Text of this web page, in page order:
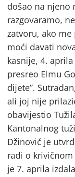
došao na njeno
razgovaramo,
zatvoru, ako
moći davati
kasnije, 4.
presreo Elmu
dijete”.
ali joj nije
obavijestio
Kantonalnog
Džinović je
radi o
je 7. aprila